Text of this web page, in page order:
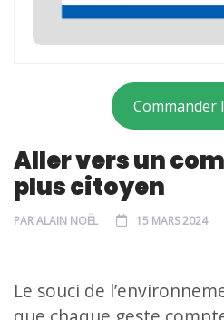
Commander
Aller vers un
plus citoyen
PARALAIN NOËL 15 MARS 2024
Le souci de